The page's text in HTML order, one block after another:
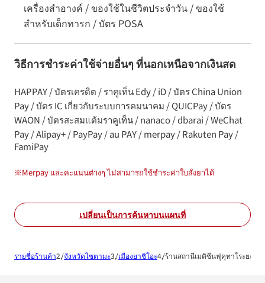
เครื่องสำอางค์ / ของใช้ในชีวิตประจำวัน / ของใช้
สำหรับเด็กทารก / บัตร POSA
วิธีการชำระค่าใช้จ่ายอื่นๆ ที่นอกเหนือจากเงินสด
HAPPAY / บัตรเครดิต / ราคูเท็น Edy / iD / บัตร China Union
Pay / บัตร IC เกี่ยวกับระบบการคมนาคม / QUICPay / บัตร
WAON / บัตรสะสมแต้มราคูเท็น / nanaco / dbarai / WeChat
Pay / Alipay+ / PayPay / au PAY / merpay / Rakuten Pay /
FamiPay
※Merpay และคะแนนต่างๆ ไม่สามารถใช้ชำระค่าใบสั่งยาได้
เปลี่ยนเป็นการค้นหาบนแผนที่
รายชื่อร้านค้า จังหวัดไซตามะ เมืองยาชิโอะ ร้านสถานีเมดิซีนฟุคุทาโระยะชิโ